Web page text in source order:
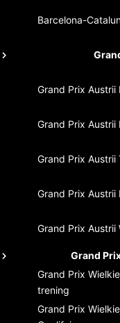
Barcelona-
Grand Prix Austrii
Grand Prix Austrii
Grand Prix Austrii
Grand Prix Austrii
Grand Prix Austrii
Grand
Grand Prix
trening
Grand Prix